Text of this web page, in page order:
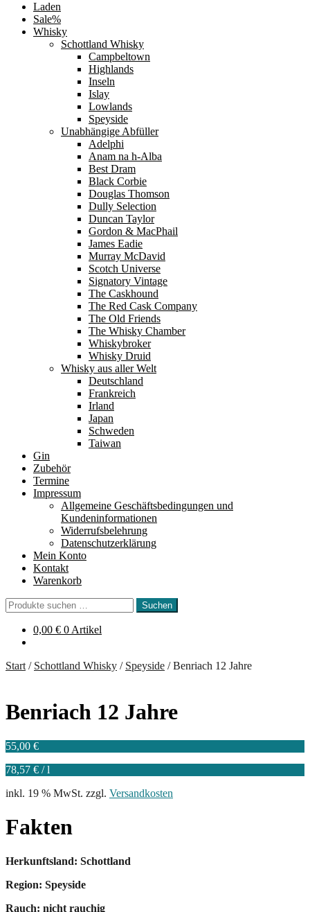
Laden
Sale%
Whisky
Schottland Whisky
Campbeltown
Highlands
Inseln
Islay
Lowlands
Speyside
Unabhängige Abfüller
Adelphi
Anam na h-Alba
Best Dram
Black Corbie
Douglas Thomson
Dully Selection
Duncan Taylor
Gordon & MacPhail
James Eadie
Murray McDavid
Scotch Universe
Signatory Vintage
The Caskhound
The Red Cask Company
The Old Friends
The Whisky Chamber
Whiskybroker
Whisky Druid
Whisky aus aller Welt
Deutschland
Frankreich
Irland
Japan
Schweden
Taiwan
Gin
Zubehör
Termine
Impressum
Allgemeine Geschäftsbedingungen und
Kundeninformationen
Widerrufsbelehrung
Datenschutzerklärung
Mein Konto
Kontakt
Warenkorb
Suchen
nach:
Suchen
0,00 € 0 Artikel
Start / Schottland Whisky / Speyside /Benriach 12 Jahre
Benriach 12 Jahre
55,00 €
78,57 € /l
inkl. 19 % MwSt. zzgl. Versandkosten
Fakten
Herkunftsland: Schottland
Region: Speyside
Rauch: nicht rauchig